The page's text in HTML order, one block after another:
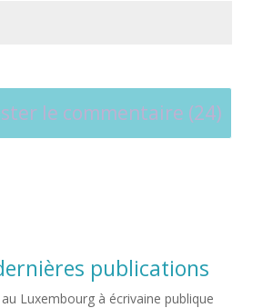
publications
Luxembourg à écrivaine publique